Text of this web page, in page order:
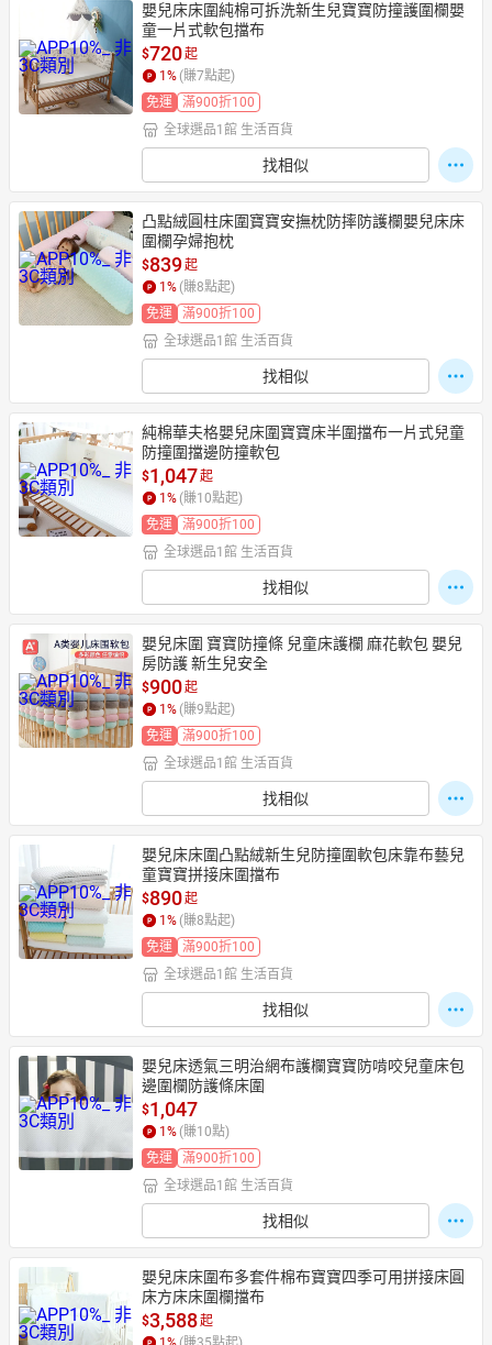
嬰兒床床圍純棉可拆洗新生兒寶寶防撞護圍欄嬰
童一片式軟包擋布
$720起
1 % (賺7點起)
免運
滿900折100
全球選品1館 生活百貨
找相似
凸點絨圓柱床圍寶寶安撫枕防摔防護欄嬰兒床床
圍欄孕婦抱枕
$839起
1 % (賺8點起)
免運
滿900折100
全球選品1館 生活百貨
找相似
純棉華夫格嬰兒床圍寶寶床半圍擋布一片式兒童
防撞圍擋邊防撞軟包
$1,047起
1 % (賺10點起)
免運
滿900折100
全球選品1館 生活百貨
找相似
嬰兒床圍 寶寶防撞條 兒童床護欄 麻花軟包 嬰兒
房防護 新生兒安全
$900起
1 % (賺9點起)
免運
滿900折100
全球選品1館 生活百貨
找相似
嬰兒床床圍凸點絨新生兒防撞圍軟包床靠布藝兒
童寶寶拼接床圍擋布
$890起
1 % (賺8點起)
免運
滿900折100
全球選品1館 生活百貨
找相似
嬰兒床透氣三明治網布護欄寶寶防啃咬兒童床包
邊圍欄防護條床圍
$1,047
1 % (賺10點)
免運
滿900折100
全球選品1館 生活百貨
找相似
嬰兒床床圍布多套件棉布寶寶四季可用拼接床圓
床方床床圍欄擋布
$3,588起